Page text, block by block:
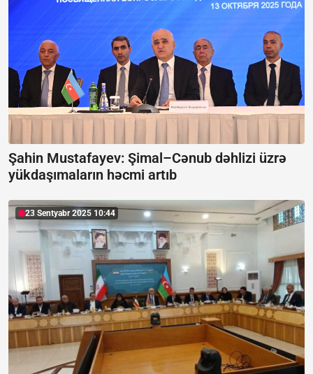
Şahin Mustafayev: Şimal–Cənub dəhlizi üzrə
yükdaşımaların həcmi artıb
23 Sentyabr 2025 10:44